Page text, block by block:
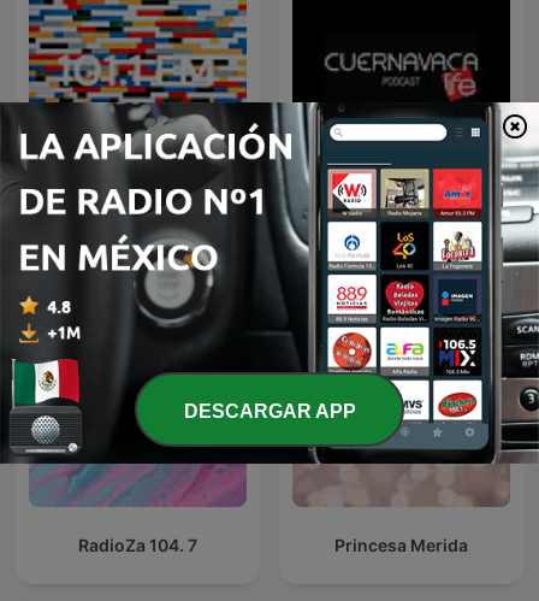
101.1 FM
Cuernavaca Life Y Sus
Personajes
RadioZa 104. 7 Princesa Merida
DESCARGAR APP